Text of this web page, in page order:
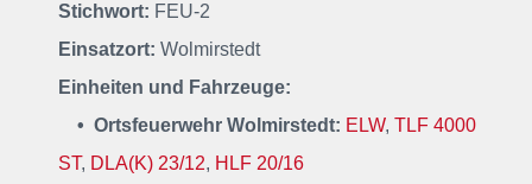
Stichwort: FEU-2
Einsatzort: Wolmirstedt
Einheiten und Fahrzeuge:
• Ortsfeuerwehr Wolmirstedt: ELW, TLF 4000
ST, DLA(K) 23/12, HLF 20/16